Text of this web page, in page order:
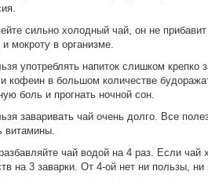
сильно холодный чай, он не
мокроту в организме.
употреблять напиток слишком крепко
кофеин в большом количестве
боль и прогнать ночной сон.
заваривать чай очень долго. Все
витамины.
чай водой на 4 раз. Если чай
на 3 заварки. От 4-ой нет ни пользы, ни